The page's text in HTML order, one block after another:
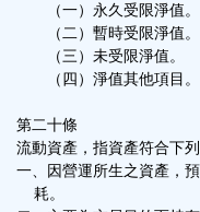
（一）永久受限淨值。
（二）暫時受限淨值。
（三）未受限淨值。
（四）淨值其他項目。
第二十條
流動資產，指資產符合下
一、因營運所生之資產，
耗。